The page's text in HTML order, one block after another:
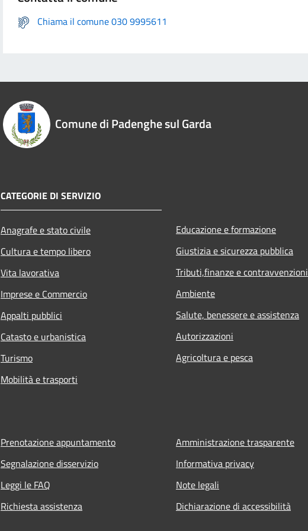
Chiama il comune 030 9995611
Comune di Padenghe sul Garda
CATEGORIE DI SERVIZIO
Anagrafe e stato civile
Cultura e tempo libero
Vita lavorativa
Imprese e Commercio
Appalti pubblici
Catasto e urbanistica
Turismo
Mobilità e trasporti
Educazione e formazione
Giustizia e sicurezza pubblica
Tributi,finanze e contravvenzioni
Ambiente
Salute, benessere e assistenza
Autorizzazioni
Agricoltura e pesca
Prenotazione appuntamento
Segnalazione disservizio
Leggi le FAQ
Richiesta assistenza
Amministrazione trasparente
Informativa privacy
Note legali
Dichiarazione di accessibilità